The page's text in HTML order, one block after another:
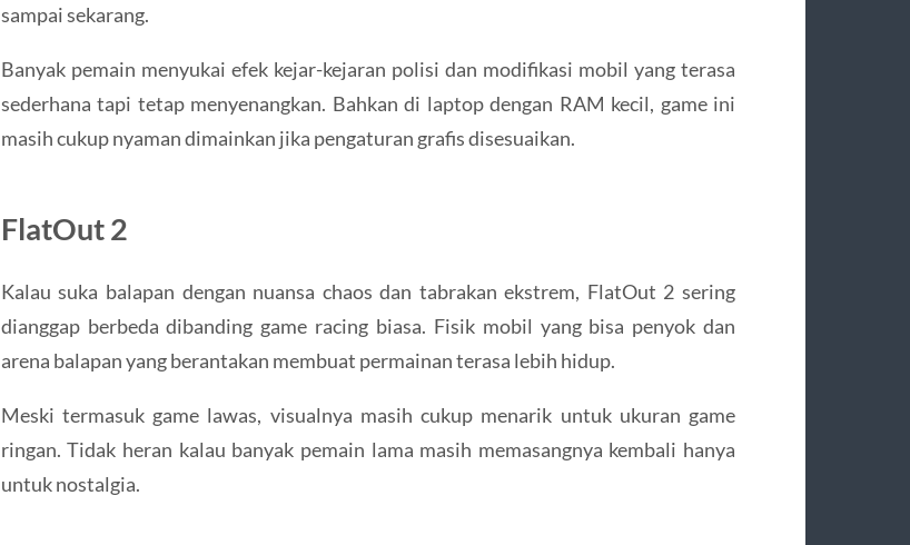
sampai sekarang.
Banyak pemain menyukai efek kejar-kejaran polisi dan modifikasi mobil yang terasa
sederhana tapi tetap menyenangkan. Bahkan di laptop dengan RAM kecil, game ini
masih cukup nyaman dimainkan jika pengaturan grafis disesuaikan.
FlatOut 2
Kalau suka balapan dengan nuansa chaos dan tabrakan ekstrem, FlatOut 2 sering
dianggap berbeda dibanding game racing biasa. Fisik mobil yang bisa penyok dan
arena balapan yang berantakan membuat permainan terasa lebih hidup.
Meski termasuk game lawas, visualnya masih cukup menarik untuk ukuran game
ringan. Tidak heran kalau banyak pemain lama masih memasangnya kembali hanya
untuk nostalgia.